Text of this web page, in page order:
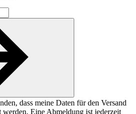
dass meine Daten für den Versand
werden. Eine Abmeldung ist jederzeit